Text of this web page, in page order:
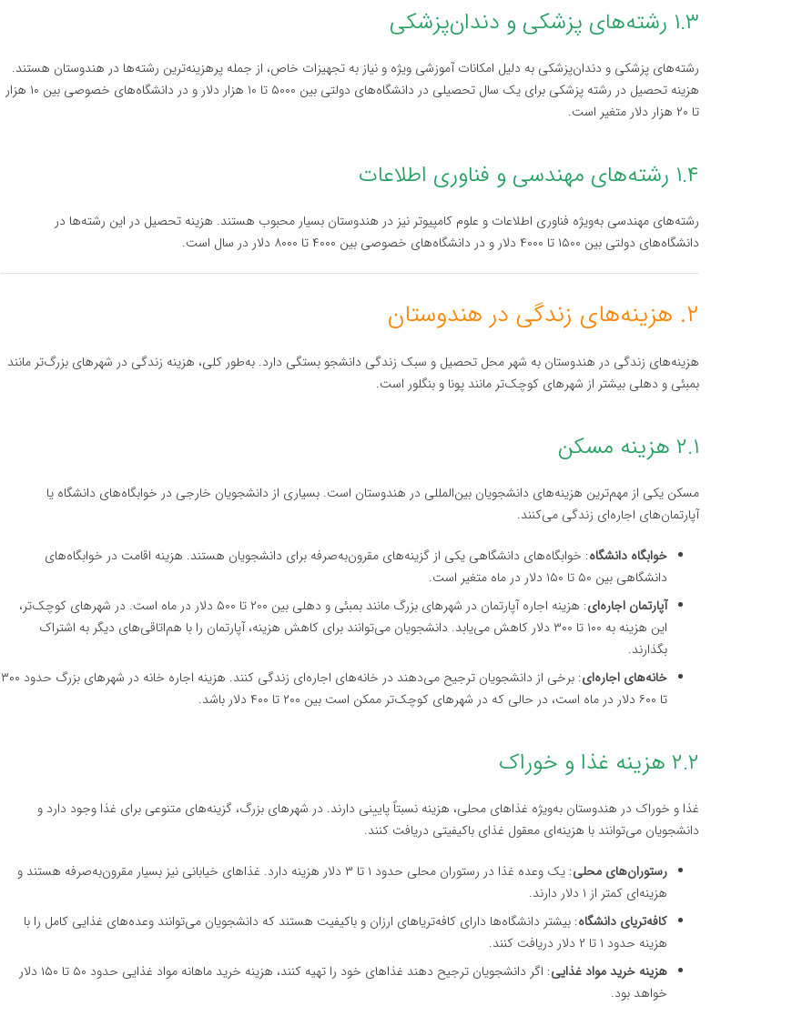
۱.۳ رشته‌های پزشکی و دندان‌پزشکی
رشته‌های پزشکی و دندان‌پزشکی به دلیل امکانات آموزشی ویژه و نیاز به تجهیزات خاص، از جمله پرهزینه‌ترین رشته‌ها در هندوستان هستند.
هزینه تحصیل در رشته پزشکی برای یک سال تحصیلی در دانشگاه‌های دولتی بین ۵۰۰۰ تا ۱۰ هزار دلار و در دانشگاه‌های خصوصی بین ۱۰ هزار
تا ۲۰ هزار دلار متغیر است.
۱.۴ رشته‌های مهندسی و فناوری اطلاعات
رشته‌های مهندسی به‌ویژه فناوری اطلاعات و علوم کامپیوتر نیز در هندوستان بسیار محبوب هستند. هزینه تحصیل در این رشته‌ها در
دانشگاه‌های دولتی بین ۱۵۰۰ تا ۴۰۰۰ دلار و در دانشگاه‌های خصوصی بین ۴۰۰۰ تا ۸۰۰۰ دلار در سال است.
۲. هزینه‌های زندگی در هندوستان
هزینه‌های زندگی در هندوستان به شهر محل تحصیل و سبک زندگی دانشجو بستگی دارد. به‌طور کلی، هزینه زندگی در شهرهای بزرگ‌تر مانند
بمبئی و دهلی بیشتر از شهرهای کوچک‌تر مانند پونا و بنگلور است.
۲.۱ هزینه مسکن
مسکن یکی از مهم‌ترین هزینه‌های دانشجویان بین‌المللی در هندوستان است. بسیاری از دانشجویان خارجی در خوابگاه‌های دانشگاه یا
آپارتمان‌های اجاره‌ای زندگی می‌کنند.
خوابگاه دانشگاه: خوابگاه‌های دانشگاهی یکی از گزینه‌های مقرون‌به‌صرفه برای دانشجویان هستند. هزینه اقامت در خوابگاه‌های
دانشگاهی بین ۵۰ تا ۱۵۰ دلار در ماه متغیر است.
آپارتمان اجاره‌ای
: هزینه اجاره آپارتمان در شهرهای بزرگ مانند بمبئی و دهلی بین ۲۰۰ تا ۵۰۰ دلار در ماه است. در شهرهای کوچک‌تر،
این هزینه به ۱۰۰ تا ۳۰۰ دلار کاهش می‌یابد. دانشجویان می‌توانند برای کاهش هزینه، آپارتمان را با هم‌اتاقی‌های دیگر به اشتراک
بگذارند.
خانه‌های اجاره‌ای
: برخی از دانشجویان ترجیح می‌دهند در خانه‌های اجاره‌ای زندگی کنند. هزینه اجاره خانه در شهرهای بزرگ حدود ۳۰۰
تا ۶۰۰ دلار در ماه است، در حالی که در شهرهای کوچک‌تر ممکن است بین ۲۰۰ تا ۴۰۰ دلار باشد.
۲.۲ هزینه غذا و خوراک
غذا و خوراک در هندوستان به‌ویژه غذاهای محلی، هزینه نسبتاً پایینی دارند. در شهرهای بزرگ، گزینه‌های متنوعی برای غذا وجود دارد و
دانشجویان می‌توانند با هزینه‌ای معقول غذای باکیفیتی دریافت کنند.
رستوران‌های محلی
: یک وعده غذا در رستوران محلی حدود ۱ تا ۳ دلار هزینه دارد. غذاهای خیابانی نیز بسیار مقرون‌به‌صرفه هستند و
هزینه‌ای کمتر از ۱ دلار دارند.
کافه‌تریای دانشگاه: بیشتر دانشگاه‌ها دارای کافه‌تریاهای ارزان و باکیفیت هستند که دانشجویان می‌توانند وعده‌های غذایی کامل را با
هزینه حدود ۱ تا ۲ دلار دریافت کنند.
هزینه خرید مواد غذایی
: اگر دانشجویان ترجیح دهند غذاهای خود را تهیه کنند، هزینه خرید ماهانه مواد غذایی حدود ۵۰ تا ۱۵۰ دلار
خواهد بود.